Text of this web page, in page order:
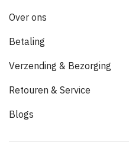
Over ons
Betaling
Verzending & Bezorging
Retouren & Service
Blogs